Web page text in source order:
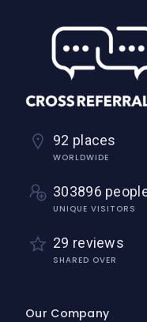
92 places
WORLDWIDE
303896
UNIQUE VISITORS
29 reviews
SHARED OVER
Our Company